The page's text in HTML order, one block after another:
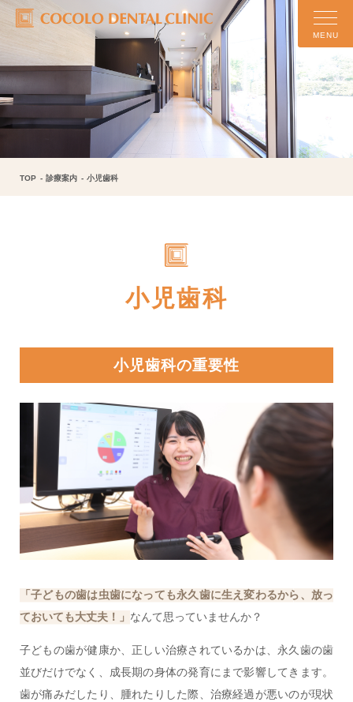
MENU
TOP 診療案内 小児歯科
小児歯科
小児歯科の重要性
「子どもの歯は虫歯になっても永久歯に生え変わるから、放っ
ておいても大丈夫！」 なんて思っていませんか？
子どもの歯が健康か、正しい治療されているかは、永久歯の歯
並びだけでなく、成長期の身体の発育にまで影響してきます。
歯が痛みだしたり、腫れたりした際、治療経過が悪いのが現状